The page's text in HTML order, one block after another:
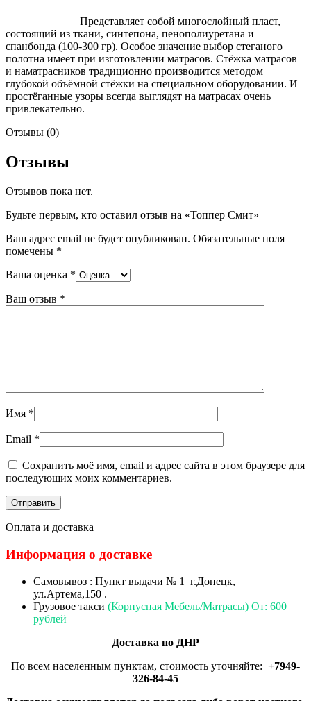
Представляет собой многослойный пласт,
состоящий из ткани, синтепона, пенополиуретана и
спанбонда (100-300 гр). Особое значение выбор стеганого
полотна имеет при изготовлении матрасов. Стёжка матрасов
и наматрасников традиционно производится методом
глубокой объёмной стёжки на специальном оборудовании. И
простёганные узоры всегда выглядят на матрасах очень
привлекательно.
Отзывы (0)
Отзывы
Отзывов пока нет.
Будьте первым, кто оставил отзыв на «Топпер Смит»
Ваш адрес email не будет опубликован. Обязательные поля
помечены *
Ваша оценка *
Ваш отзыв *
Имя *
Email *
Сохранить моё имя, email и адрес сайта в этом браузере для
последующих моих комментариев.
Оплата и доставка
Информация о доставке
Самовывоз : Пункт выдачи № 1 г.Донецк,
ул.Артема,150 .
Грузовое такси (Корпусная Мебель/Матрасы) От: 600
рублей
Доставка по ДНР
По всем населенным пунктам, стоимость уточняйте: +7949-
326-84-45